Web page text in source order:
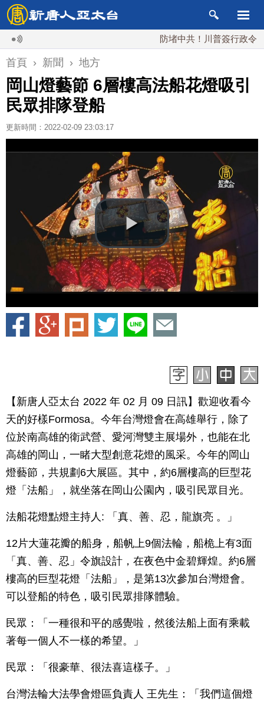
防堵中共！川普簽行政令 對多晶
首頁 › 新聞 › 地方
岡山燈藝節 6層樓高法船花燈吸引
民眾排隊登船
更新時間：2022-02-09 23:03:17
【新唐人亞太台 2022 年 02 月 09 日訊】歡迎收看今
天的好樣Formosa。今年台灣燈會在高雄舉行，除了
位於南高雄的衛武營、愛河灣雙主展場外，也能在北
高雄的岡山，一睹大型創意花燈的風采。今年的岡山
燈藝節，共規劃6大展區。其中，約6層樓高的巨型花
燈「法船」，就坐落在岡山公園內，吸引民眾目光。
法船花燈點燈主持人: 「真、善、忍，龍旗亮 。」
12片大蓮花瓣的船身，船帆上9個法輪，船桅上有3面
「真、善、忍」令旗設計，在夜色中金碧輝煌。約6層
樓高的巨型花燈「法船」，是第13次參加台灣燈會。
可以登船的特色，吸引民眾排隊體驗。
民眾：「一種很和平的感覺啦，然後法船上面有乘載
著每一個人不一樣的希望。」
民眾：「很豪華、很法喜這樣子。」
台灣法輪大法學會燈區負責人 王先生：「我們這個燈